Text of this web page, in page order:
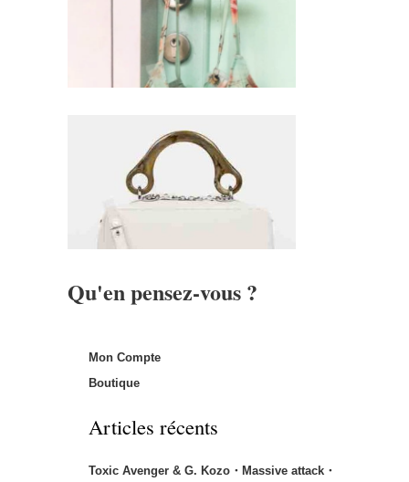
Qu'en pensez-vous ?
Mon Compte
Boutique
Articles récents
Toxic Avenger & G. Kozo・Massive attack・